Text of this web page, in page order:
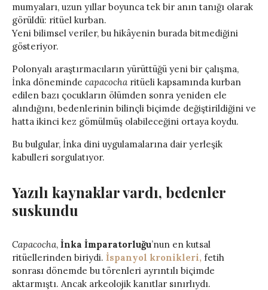
mumyaları, uzun yıllar boyunca tek bir anın tanığı olarak
görüldü: ritüel kurban.
Yeni bilimsel veriler, bu hikâyenin burada bitmediğini
gösteriyor.
Polonyalı araştırmacıların yürüttüğü yeni bir çalışma,
İnka döneminde capacocha ritüeli kapsamında kurban
edilen bazı çocukların ölümden sonra yeniden ele
alındığını, bedenlerinin bilinçli biçimde değiştirildiğini ve
hatta ikinci kez gömülmüş olabileceğini ortaya koydu.
Bu bulgular, İnka dini uygulamalarına dair yerleşik
kabulleri sorgulatıyor.
Yazılı kaynaklar vardı, bedenler
suskundu
Capacocha, İnka İmparatorluğu’nun en kutsal
ritüellerinden biriydi. İspanyol kronikleri, fetih
sonrası dönemde bu törenleri ayrıntılı biçimde
aktarmıştı. Ancak arkeolojik kanıtlar sınırlıydı.